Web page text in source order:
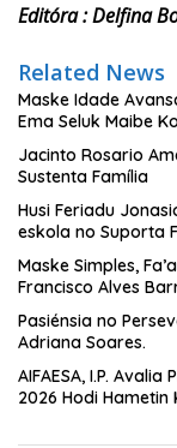
Editóra : Delfina
Related News
Maske Idade
Ema Seluk Maibe
Jacinto Rosario
Sustenta Família
Husi Feriadu
eskola no Suporta
Maske Simples,
Francisco Alves
Pasiénsia no
Adriana Soares.
AIFAESA, I.P.
2026 Hodi Hametin